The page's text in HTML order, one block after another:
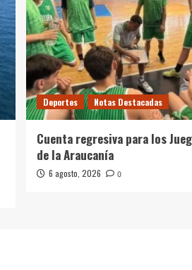
Deportes Notas Destacadas
Cuenta regresiva para los
de la Araucanía
6 agosto, 2026 0